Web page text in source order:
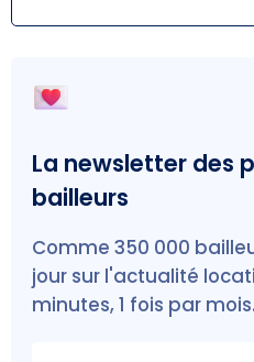
La newsletter des
bailleurs
Comme 350 000
jour sur l'actualité
minutes, 1 fois par mois.